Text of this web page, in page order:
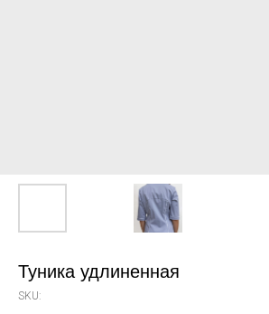
Туника удлиненная
SKU: